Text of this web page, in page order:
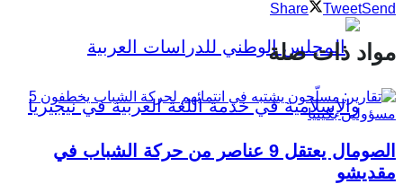
Share TweetSend
مواد ذات صلة
الصومال يعتقل 9 عناصر من حركة الشباب في
مقديشو